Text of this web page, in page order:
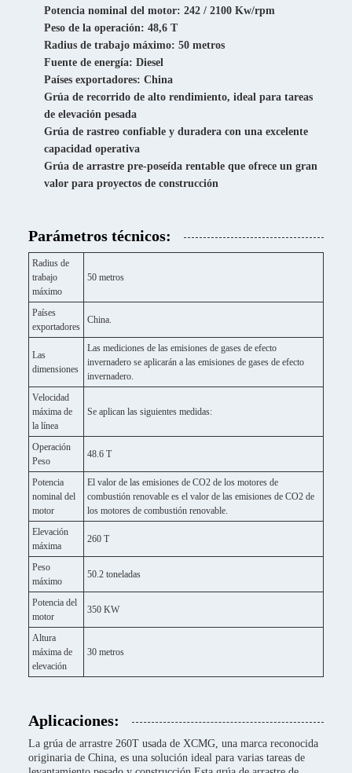
Potencia nominal del motor: 242 / 2100 Kw/rpm
Peso de la operación: 48,6 T
Radius de trabajo máximo: 50 metros
Fuente de energía: Diesel
Países exportadores: China
Grúa de recorrido de alto rendimiento, ideal para tareas
de elevación pesada
Grúa de rastreo confiable y duradera con una excelente
capacidad operativa
Grúa de arrastre pre-poseída rentable que ofrece un gran
valor para proyectos de construcción
Parámetros técnicos:
Radius de
trabajo
máximo
50 metros
Países
exportadores
China.
Las
dimensiones
Las mediciones de las emisiones de gases de efecto
invernadero se aplicarán a las emisiones de gases de efecto
invernadero.
Velocidad
máxima de
la línea
Se aplican las siguientes medidas:
Operación
Peso
48.6 T
Potencia
nominal del
motor
El valor de las emisiones de CO2 de los motores de
combustión renovable es el valor de las emisiones de CO2 de
los motores de combustión renovable.
Elevación
máxima
260 T
Peso
máximo
50.2 toneladas
Potencia del
motor
350 KW
Altura
máxima de
elevación
30 metros
Aplicaciones:
La grúa de arrastre 260T usada de XCMG, una marca reconocida
originaria de China, es una solución ideal para varias tareas de